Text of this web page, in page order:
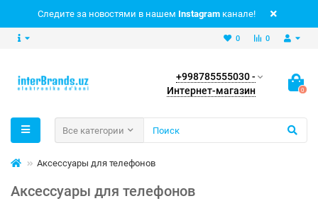
Следите за новостями в нашем Instagram канале!
0
0
+998785555030 -
Интернет-магазин
0
Все категории
Аксессуары для телефонов
Аксессуары для телефонов